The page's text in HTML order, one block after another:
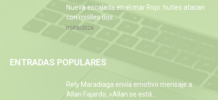
Nueva escalada en el mar Rojo: hutíes atacan
con misiles dos...
05/08/2026
ENTRADAS POPULARES
Rely Maradiaga envía emotivo mensaje a
Allan Fajardo, «Allan se está...